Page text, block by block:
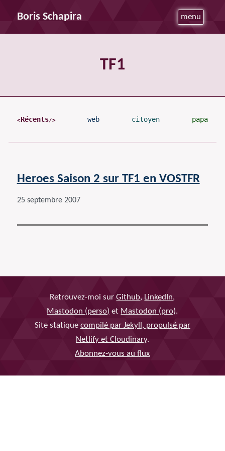
Boris Schapira menu
TF1
Heroes Saison 2 sur TF1 en VOSTFR
25 septembre 2007
Récents web citoyen papa
Retrouvez-moi surGithub, LinkedIn,
Mastodon (perso) et Mastodon (pro).
Site statique compilé par Jekyll, propulsé par
Netlify et Cloudinary.
Abonnez-vous au flux